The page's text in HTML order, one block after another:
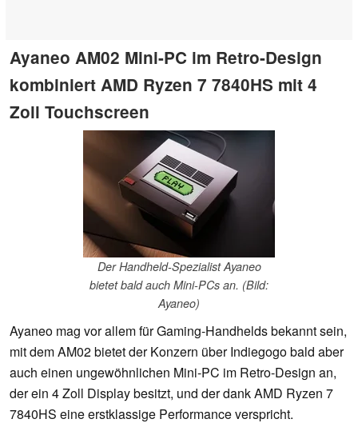
Ayaneo AM02 Mini-PC im Retro-Design
kombiniert AMD Ryzen 7 7840HS mit 4
Zoll Touchscreen
Der Handheld-Spezialist Ayaneo
bietet bald auch Mini-PCs an. (Bild:
Ayaneo)
Ayaneo mag vor allem für Gaming-Handhelds bekannt sein,
mit dem AM02 bietet der Konzern über Indiegogo bald aber
auch einen ungewöhnlichen Mini-PC im Retro-Design an,
der ein 4 Zoll Display besitzt, und der dank AMD Ryzen 7
7840HS eine erstklassige Performance verspricht.